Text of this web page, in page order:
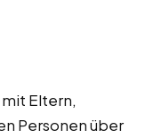
Eltern,
Personen über